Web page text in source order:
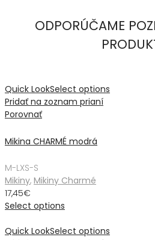
ODPORÚČAME
Quick LookSelect options
Pridať na zoznam prianí
Porovnať
Mikina CHARMÉ modrá
M-LXS-S
Mikiny, Mikiny Charmé
17,45€
Select options
Quick LookSelect options